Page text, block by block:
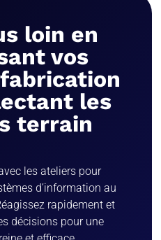
loin en
vos
les
terrain
les ateliers pour
d’information au
rapidement et
décisions pour une